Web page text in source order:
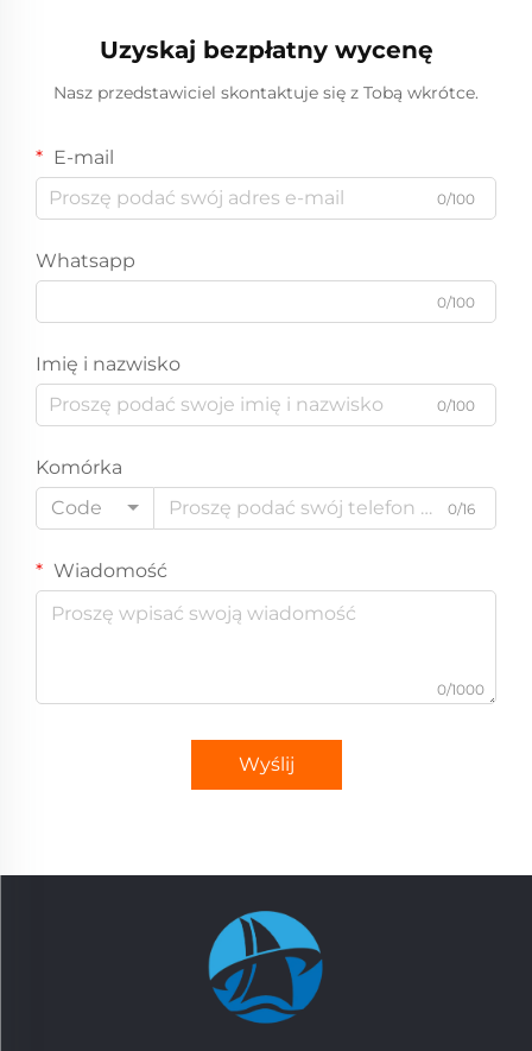
Uzyskaj bezpłatny wycenę
Nasz przedstawiciel skontaktuje się z Tobą wkrótce.
E-mail
0/100
Whatsapp
0/100
Imię i nazwisko
0/100
Komórka
Code
0/16
Wiadomość
0/1000
Wyślij